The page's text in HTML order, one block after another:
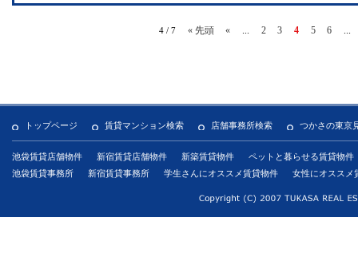
4 / 7 « 先頭 « 2 3 4 5 6
トップページ 賃貸マンション検索 店舗事務所検索 つかさの東京
池袋賃貸店舗物件 新宿賃貸店舗物件 新築賃貸物件
ペットと暮らせる賃貸物件
池袋賃貸事務所
新宿賃貸事務所 学生さんにオススメ賃貸物件 女性にオススメ